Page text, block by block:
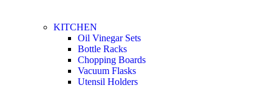
KITCHEN
Oil Vinegar Sets
Bottle Racks
Chopping Boards
Vacuum Flasks
Utensil Holders